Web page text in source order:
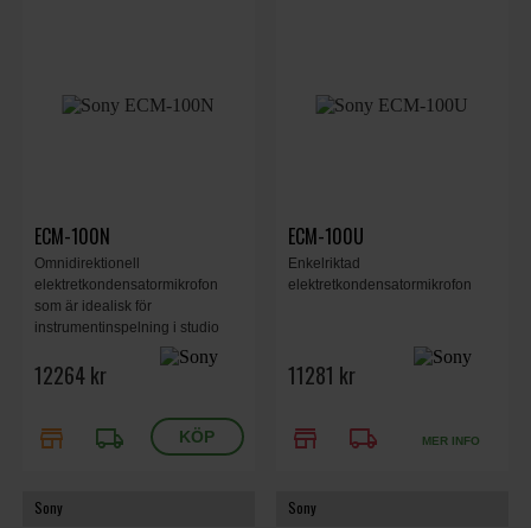
ECM-100N
Omnidirektionell
elektretkondensatormikrofon
som är idealisk för
instrumentinspelning i studio
och kompatibel med högupplöst
ljud.
12264 kr
store local_shipping
ECM-100U
Enkelriktad
elektretkondensatormikrofon
11281 kr
store local_shipping MER INFO
Sony Sony